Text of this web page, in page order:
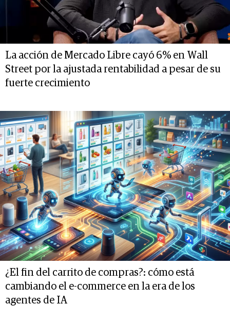
La acción de Mercado Libre cayó 6% en Wall
Street por la ajustada rentabilidad a pesar de su
fuerte crecimiento
¿El fin del carrito de compras?: cómo está
cambiando el e-commerce en la era de los
agentes de IA